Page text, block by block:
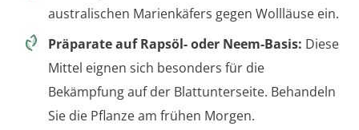
australischen Marienkäfers gegen Wollläuse ein.
Präparate auf Rapsöl- oder Neem-Basis: Diese
Mittel eignen sich besonders für die
Bekämpfung auf der Blattunterseite. Behandeln
Sie die Pflanze am frühen Morgen.